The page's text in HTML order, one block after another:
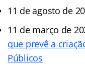
11 de agosto de
11 de março de
que prevê a
Públicos